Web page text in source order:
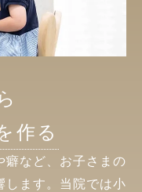
作る
癖など、お子さまの
します。当院では小